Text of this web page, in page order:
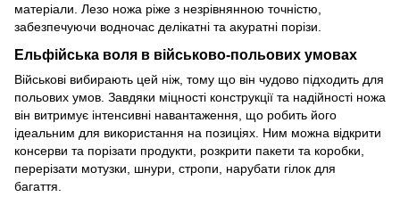
матеріали. Лезо ножа ріже з незрівнянною точністю,
забезпечуючи водночас делікатні та акуратні порізи.
Ельфійська воля в військово-польових умовах
Військові вибирають цей ніж, тому що він чудово підходить для
польових умов. Завдяки міцності конструкції та надійності ножа
він витримує інтенсивні навантаження, що робить його
ідеальним для використання на позиціях. Ним можна відкрити
консерви та порізати продукти, розкрити пакети та коробки,
перерізати мотузки, шнури, стропи, нарубати гілок для
багаття.